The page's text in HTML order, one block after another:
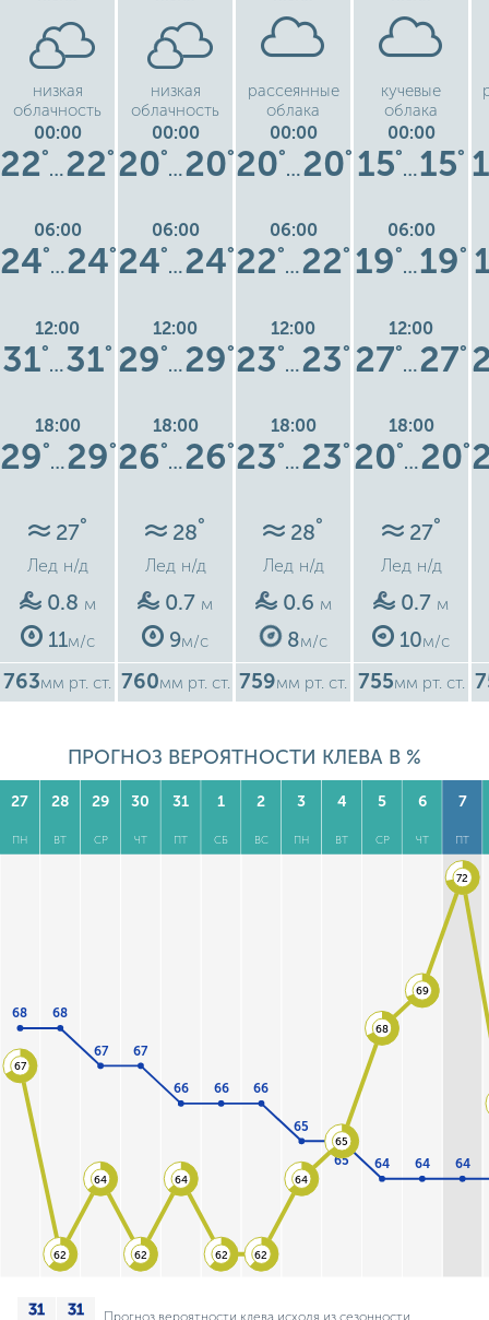
низкая
облачность
00:00
22°
…22°
06:00
24°
…24°
12:00
31°
…31°
18:00
29°
…29°
27°
Лед н/д
0.8 м
11м/с
763мм рт. ст.
низкая
облачность
00:00
20°
…20°
06:00
24°
…24°
12:00
29°
…29°
18:00
26°
…26°
28°
Лед н/д
0.7 м
9м/с
760мм рт. ст.
рассеянные
облака
00:00
20°
…20°
06:00
22°
…22°
12:00
23°
…23°
18:00
23°
…23°
28°
Лед н/д
0.6 м
8м/с
759мм рт. ст.
кучевые
облака
00:00
15°
…15°
06:00
19°
…19°
12:00
27°
…27°
18:00
20°
…20°
27°
Лед н/д
0.7 м
10м/с
755мм рт. ст.
ПРОГНОЗ ВЕРОЯТНОСТИ КЛЕВА В %
27
ПН
28
ВТ
29
СР
30
ЧТ
31
ПТ
1
СБ
2
ВС
3
ПН
4
ВТ
5
СР
6
ЧТ
7
ПТ
68 68
67 67
66 66 66
65
65 64 64 64
67
62
64
62
64
62 62
64
65
68
69
72